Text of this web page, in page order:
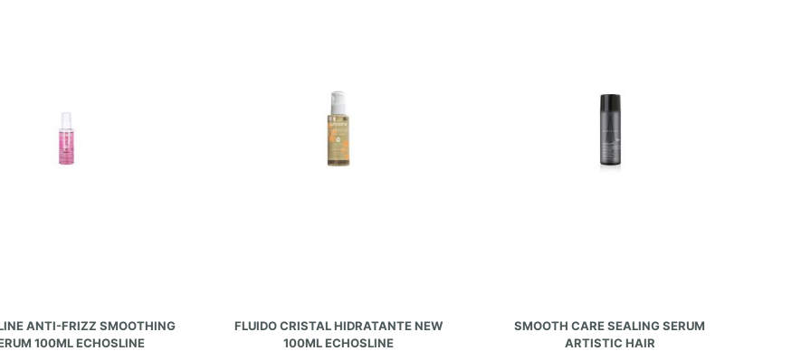
ANTI-FRIZZ SMOOTHING
100ML ECHOSLINE
FLUIDO CRISTAL HIDRATANTE NEW
100ML ECHOSLINE
SMOOTH CARE SEALING SERUM
ARTISTIC HAIR